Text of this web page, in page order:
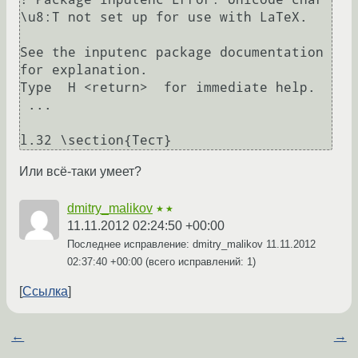
\u8:Т not set up for use with LaTeX.
See the inputenc package documentation
for explanation.
Type  H <return>  for immediate help.
Или всё-таки умеет?
dmitry_malikov ★★
11.11.2012 02:24:50 +00:00
Последнее исправление: dmitry_malikov 11.11.2012
02:37:40 +00:00 (всего исправлений: 1)
Ссылка
← →